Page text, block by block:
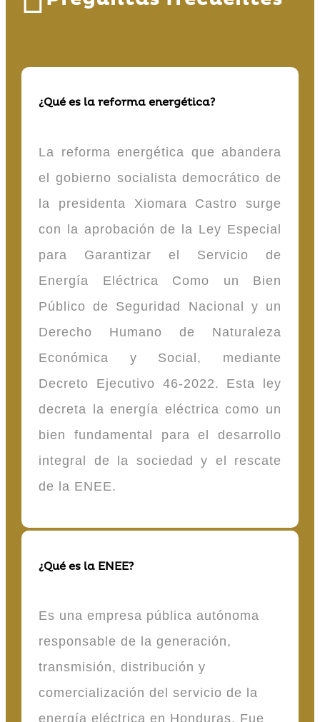
¿Qué es la reforma energética?
La reforma energética que abandera
el gobierno socialista democrático de
la presidenta Xiomara Castro surge
con la aprobación de la Ley Especial
para Garantizar el Servicio de
Energía Eléctrica Como un Bien
Público de Seguridad Nacional y un
Derecho Humano de Naturaleza
Económica y Social, mediante
Decreto Ejecutivo 46-2022. Esta ley
decreta la energía eléctrica como un
bien fundamental para el desarrollo
integral de la sociedad y el rescate
de la ENEE.
¿Qué es la ENEE?
Es una empresa pública autónoma
responsable de la generación,
transmisión, distribución y
comercialización del servicio de la
energía eléctrica en Honduras. Fue